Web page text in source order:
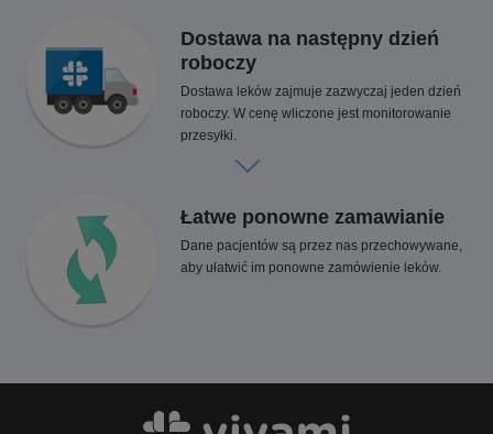
Dostawa na następny dzień
roboczy
Dostawa leków zajmuje zazwyczaj jeden dzień
roboczy. W cenę wliczone jest monitorowanie
przesyłki.
Łatwe ponowne zamawianie
Dane pacjentów są przez nas przechowywane,
aby ułatwić im ponowne zamówienie leków.